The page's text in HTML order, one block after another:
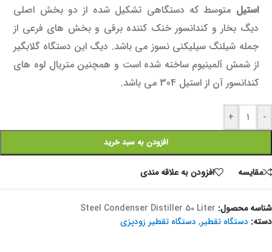
استیل متوسط که دستگاهی تشکیل شده از دو بخش اصلی
دیگ بخار و کندانسور خنک کننده برقی و بخش های فرعی از
جمله شیلنگ سیلیکنی نسوز می باشد. دیگ این دستگاه گلابگیر
از شمش آلمینیوم ساخته شده است و همچنین متریال لوه های
کندانسور آن از استیل 304 می باشد.
-
+
افزودن به سبد خرید
مقايسه افزودن به علاقه مندی
شناسه محصول: Steel Condenser Distiller 50 Liter
دسته: دستگاه تقطیر, دستگاه تقطیر زودپزی